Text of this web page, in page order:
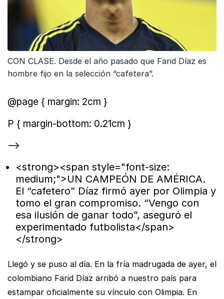
CON CLASE. Desde el año pasado que Farid Díaz es
hombre fijo en la selección “cafetera”.
@page { margin: 2cm }
P { margin-bottom: 0.21cm }
-->
<strong><span style="font-size:
medium;">UN CAMPEÓN DE AMÉRICA.
El “cafetero” Díaz firmó ayer por Olimpia y
tomo el gran compromiso. “Vengo con
esa ilusión de ganar todo”, aseguró el
experimentado futbolista</span>
</strong>
Llegó y se puso al día. En la fría madrugada de ayer, el
colombiano Farid Díaz arribó a nuestro país para
estampar oficialmente su vínculo con Olimpia. En